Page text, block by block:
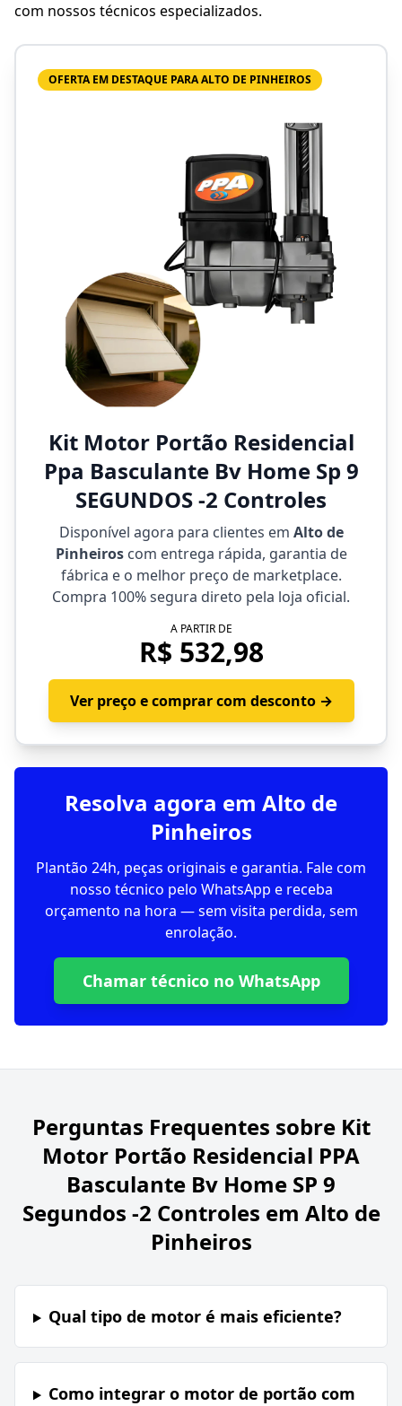
com nossos técnicos especializados.
OFERTA EM DESTAQUE PARA ALTO DE PINHEIROS
Kit Motor Portão Residencial
Ppa Basculante Bv Home Sp 9
SEGUNDOS -2 Controles
Disponível agora para clientes em Alto de
Pinheiroscom entrega rápida, garantia de
fábrica e o melhor preço de marketplace.
Compra 100% segura direto pela loja oficial.
A PARTIR DE
R$ 532,98
Ver preço e comprar com desconto →
Resolva agora em Alto de
Pinheiros
Plantão 24h, peças originais e garantia. Fale com
nosso técnico pelo WhatsApp e receba
orçamento na hora — sem visita perdida, sem
enrolação.
Chamar técnico no WhatsApp
Perguntas Frequentes sobre Kit
Motor Portão Residencial PPA
Basculante Bv Home SP 9
Segundos -2 Controles em Alto de
Pinheiros
Qual tipo de motor é mais eficiente?
Como integrar o motor de portão com